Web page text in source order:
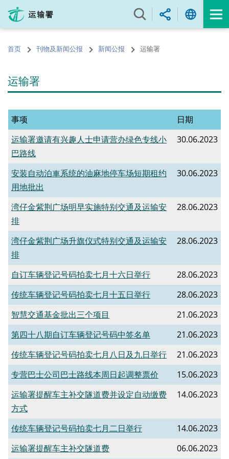
内
的首页 刊物及新闻公报 新闻公报 运输署
运输署
事项
日期
运输署邀请有兴趣人士申请营办绿色专线小
巴路线
30.06.2023
安装自动泊車系统的油麻地停车场短期租约
用地批出
30.06.2023
​湾仔金紫荆广场明早实施特别交通及运输安
排
28.06.2023
湾仔金紫荆广场升旗仪式特别交通及运输安
排
28.06.2023
自订车辆登记号码拍卖七月十六日举行
28.06.2023
传统车辆登记号码拍卖七月十五日举行
28.06.2023
智慧交通基金批出三个项目
21.06.2023
第四十八期自订车辆登记号码中签名单
21.06.2023
传统车辆登记号码拍卖七月八日及九日举行
21.06.2023
专营巴士公司巴士路线本周日起调整票价
15.06.2023
​运输署提醒车主补交隧道费并设定自动缴费
方式
14.06.2023
传统车辆登记号码拍卖七月二日举行
14.06.2023
运输署提醒车主补交隧道费
06.06.2023